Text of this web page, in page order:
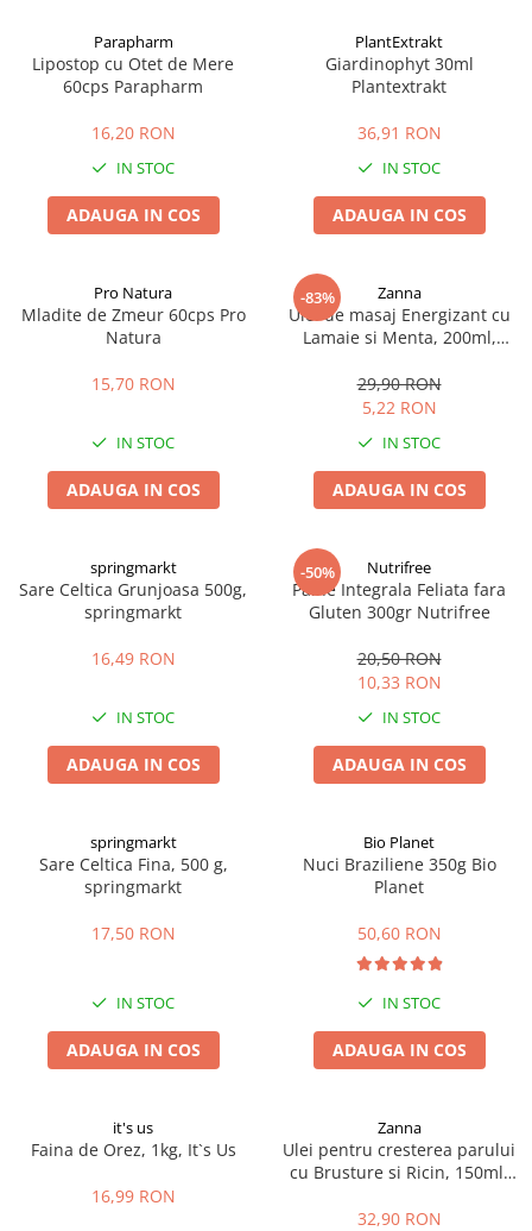
Sanatatea ochilor
Hepato-biliare
Glanda tiroida
Probleme renale
Prostata, urologie
Sistemul osos
Produse naturiste
Antiinflamator
Antitumorale
Articulatii sanatoase
Cardiovasculare
Imunitate
Memorie
Produse sanatate sexuala
Produse pentru Ea
Produse pentru sportivi
Suplimente fitness
Batoane proteice
Pentru antrenament
Mama si copilul
Sarcina si alaptare
Indulcitori
Miere
Bomboane
Gume de mestecat
Siropuri, gemuri
Ciocolata
Miere Manuka
Mancare sanatoasa
Leguminoase
Uleiuri alimentare
Ulei CBD
Produse instant
Atelierul de cafea si ceaiuri
Ceaiuri simple
Ceaiuri medicinale compuse
Ceaiuri Maté
Cafea verde
Alte produse din Cocos
Geluri de dus naturale
Vopsele
Produse de uz casnic
Produse pentru bucatarie
Produse igienizare
Deodorante
Igiena orala
Protectie antivirala
Sare de baie
Detergenti Bio
Parapharm
Lipostop cu Otet de Mere
60cps Parapharm
16,20 RON
IN STOC
ADAUGA IN COS
PlantExtrakt
Giardinophyt 30ml
Plantextrakt
36,91 RON
IN STOC
ADAUGA IN COS
Pro Natura
Mladite de Zmeur 60cps Pro
Natura
15,70 RON
IN STOC
ADAUGA IN COS
-83% Zanna
Ulei de masaj Energizant cu
Lamaie si Menta, 200ml,
29,90 RON
5,22 RON
IN STOC
ADAUGA IN COS
springmarkt
Sare Celtica Grunjoasa 500g,
springmarkt
16,49 RON
IN STOC
ADAUGA IN COS
-50% Nutrifree
Paine Integrala Feliata fara
Gluten 300gr Nutrifree
20,50 RON
10,33 RON
IN STOC
ADAUGA IN COS
springmarkt
Sare Celtica Fina, 500 g,
springmarkt
17,50 RON
IN STOC
ADAUGA IN COS
Bio Planet
Nuci Braziliene 350g Bio
Planet
50,60 RON
IN STOC
ADAUGA IN COS
it's us
Faina de Orez, 1kg, It`s Us
16,99 RON
Zanna
Ulei pentru cresterea parului
cu Brusture si Ricin, 150ml,
32,90 RON